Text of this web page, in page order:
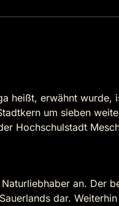
heißt, erwähnt wurde,
um sieben
Hochschulstadt
an. Der
dar.